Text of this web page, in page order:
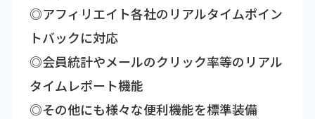
◎アフィリエイト各社のリアルタイムポイン
トバックに対応
◎会員統計やメールのクリック率等のリアル
タイムレポート機能
◎その他にも様々な便利機能を標準装備